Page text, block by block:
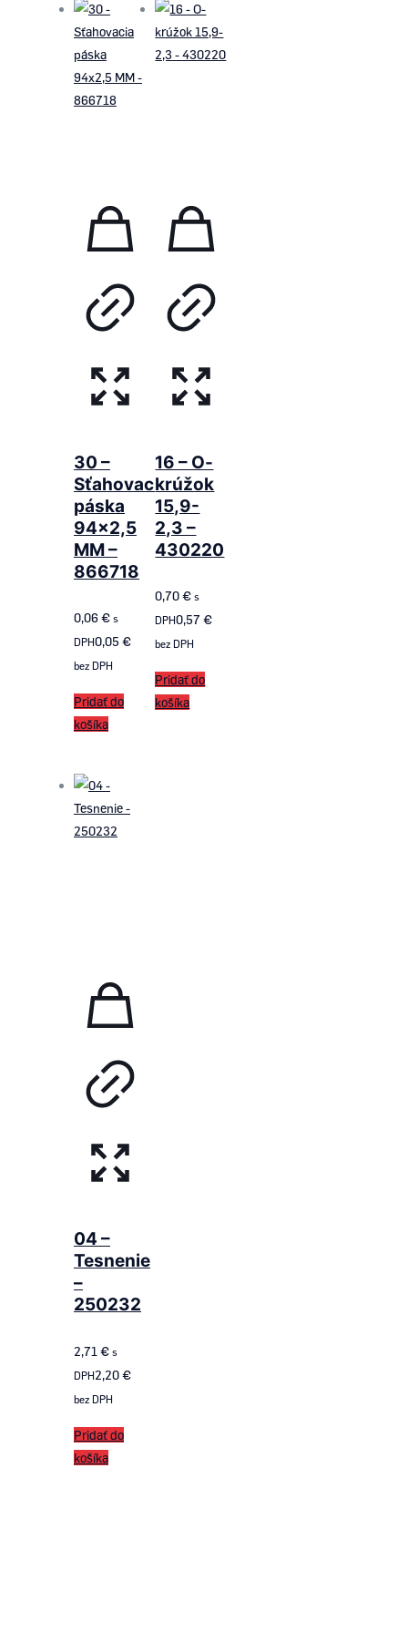
30 –
Sťahovacia
páska
94×2,5
MM –
866718
0,06€ s
DPH0,05€
bez DPH
Pridať do
košíka
16 – O-
krúžok
15,9-
2,3 –
430220
0,70€ s
DPH0,57€
bez DPH
Pridať do
košíka
04 –
Tesnenie
–
250232
2,71 € s
DPH2,20€
bez DPH
Pridať do
košíka